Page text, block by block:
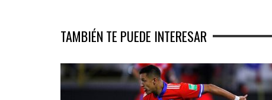
TAMBIÉN TE PUEDE INTERESAR